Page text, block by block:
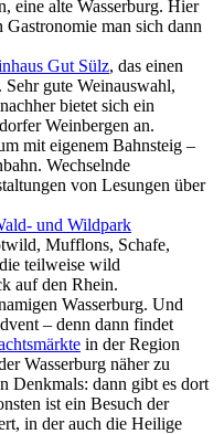
eine alte Wasserburg. Hier
Gastronomie man sich dann
Gut Sülz, das einen
Sehr gute Weinauswahl,
bietet sich ein
Weinbergen an.
mit eigenem Bahnsteig –
Wechselnde
von Lesungen über
und Wildpark
Mufflons, Schafe,
teilweise wild
auf den Rhein.
Wasserburg. Und
– denn dann findet
in der Region
Wasserburg näher zu
Denkmals: dann gibt es dort
ist ein Besuch der
in der auch die Heilige